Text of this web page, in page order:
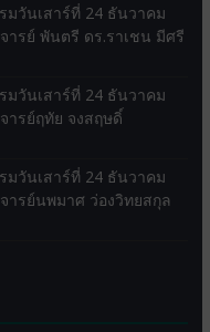
มวันเสาร์ที่ 24 ธันวาคม
ารย์ พันตรี ดร.ราเชน มีศรี
มวันเสาร์ที่ 24 ธันวาคม
ารย์ฤทัย จงสฤษดิ์
มวันเสาร์ที่ 24 ธันวาคม
ารย์นพมาศ ว่องวิทยสกุล